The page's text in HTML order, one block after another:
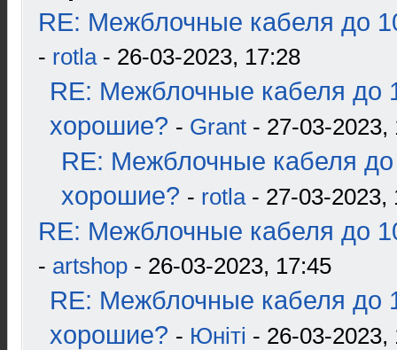
RE: Межблочные кабеля до
- rotla- 26-03-2023, 17:28
RE: Межблочные кабеля до
хорошие? - Grant - 27-03-2023,
RE: Межблочные кабеля до
хорошие? - rotla- 27-03-2023,
RE: Межблочные кабеля до
- artshop - 26-03-2023, 17:45
RE: Межблочные кабеля до
хорошие? - Юнiтi - 26-03-2023,